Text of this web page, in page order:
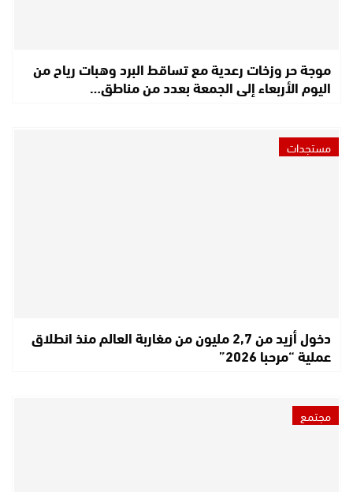
موجة حر وزخات رعدية مع تساقط البرد وهبات رياح من
اليوم الأربعاء إلى الجمعة بعدد من مناطق…
مستجدات
دخول أزيد من 2,7 مليون من مغاربة العالم منذ انطلاق
عملية “مرحبا 2026”
مجتمع